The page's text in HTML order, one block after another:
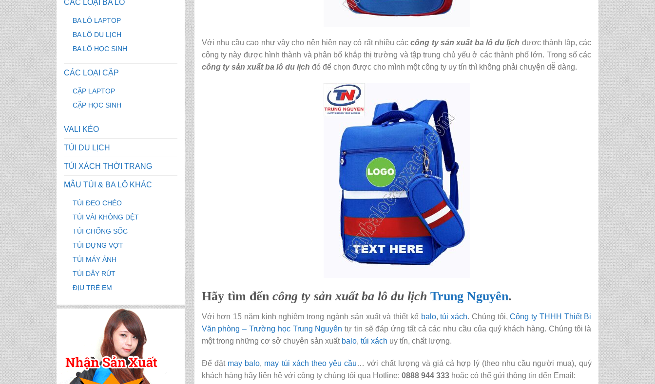
CÁC LOẠI BA LÔ
BA LÔ LAPTOP
BA LÔ DU LỊCH
BA LÔ HỌC SINH
CÁC LOẠI CẶP
CẶP LAPTOP
CẶP HỌC SINH
VALI KÉO
TÚI DU LỊCH
TÚI XÁCH THỜI TRANG
MẪU TÚI & BA LÔ KHÁC
TÚI ĐEO CHÉO
TÚI VẢI KHÔNG DỆT
TÚI CHỐNG SỐC
TÚI ĐỰNG VỢT
TÚI MÁY ẢNH
TÚI DÂY RÚT
ĐỊU TRẺ EM
Với nhu cầu cao như vậy cho nên hiện nay có rất nhiều cáccông ty sản xuất ba lô du lịch được thành lập, các
công ty này được hình thành và phân bố khắp thị trường và tập trung chủ yếu ở các thành phố lớn. Trong số các
công ty sản xuất ba lô du lịch đó để chọn được cho mình một công ty uy tín thì không phải chuyện dễ dàng.
Hãy tìm đến công ty sản xuất ba lô du lịch Trung Nguyên.
Với hơn 15 năm kinh nghiệm trong ngành sản xuất và thiết kế balo,túi xách. Chúng tôi,Công ty THHH Thiết Bị
Văn phòng – Trường học Trung Nguyên tự tin sẽ đáp ứng tất cả các nhu cầu của quý khách hàng. Chúng tôi là
một trong những cơ sở chuyên sản xuất balo, túi xách uy tín, chất lượng.
Để đặt may balo, may túi xách theo yêu cầu… với chất lượng và giá cả hợp lý (theo nhu cầu người mua), quý
khách hàng hãy liên hệ với công ty chúng tôi qua Hotline: 0888 944 333hoặc có thể gửi thông tin đến Email: